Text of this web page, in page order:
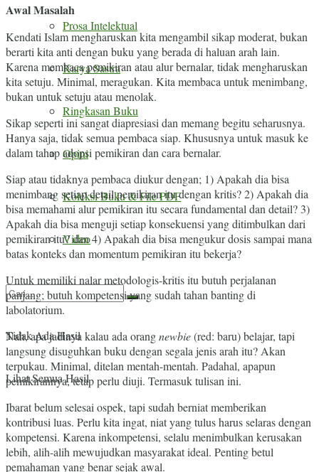
Prosa Intelektual
Karya Sastra
Ringkasan Buku
Opini
Koleksi Buku & File PDF
Video
Tidak Ada Hasil
Lihat Semua Hasil
Awal Masalah
Kendati Islam mengharuskan kita mengambil sikap moderat, bukan
berarti kita anti dengan buku yang berada di haluan arah lain.
Karena membaca pemikiran atau alur bernalar, tidak mengharuskan
kita setuju. Minimal, meragukan. Kita membaca untuk menimbang,
bukan untuk setuju atau menolak.
Sikap seperti ini sangat diapresiasi dan memang begitu seharusnya.
Hanya saja, tidak semua pembaca siap. Khususnya untuk masuk ke
dalam tahap adopsi pemikiran dan cara bernalar.
Siap atau tidaknya pembaca diukur dengan; 1) Apakah dia bisa
menimbang setiap detail pemikiran itu dengan kritis? 2) Apakah dia
bisa memahami alur pemikiran itu secara fundamental dan detail? 3)
Apakah dia bisa menguji setiap konsekuensi yang ditimbulkan dari
pemikiran itu? dan 4) Apakah dia bisa mengukur dosis sampai mana
batas konteks dan momentum pemikiran itu bekerja?
Untuk memiliki nalar metodologis-kritis itu butuh perjalanan
panjang; butuh kompetensi yang sudah tahan banting di
labolatorium.
Nah, apa jadinya kalau ada orangnewbie(red: baru) belajar, tapi
langsung disuguhkan buku dengan segala jenis arah itu? Akan
terpukau. Minimal, ditelan mentah-mentah. Padahal, apapun
pemikirannya, tetap perlu diuji. Termasuk tulisan ini.
Ibarat belum selesai ospek, tapi sudah berniat memberikan
kontribusi luas. Perlu kita ingat, niat yang tulus harus selaras dengan
kompetensi. Karena inkompetensi, selalu menimbulkan kerusakan
lebih, alih-alih mewujudkan masyarakat ideal. Penting betul
pemahaman yang benar sejak awal.